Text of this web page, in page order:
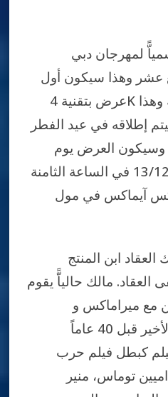
لمهرجان دبي
عشر وهذا سيكون أول
عرض بتقنية 4K الرقمية للنسخة المعدلة وهذا
إطلاقه في عيد الفطر
وسيكون العرض يوم
الأربعاء الموافق 13/12/2017 في الساعة الثامنة
آيماكس في مول
مالك حالياًّ يقوم
مع ميراماكس و
بلومهاوس بعد تعاونهم الأخير قبل 40 عاماً
كبطل فيلم حرب
توماس، منير